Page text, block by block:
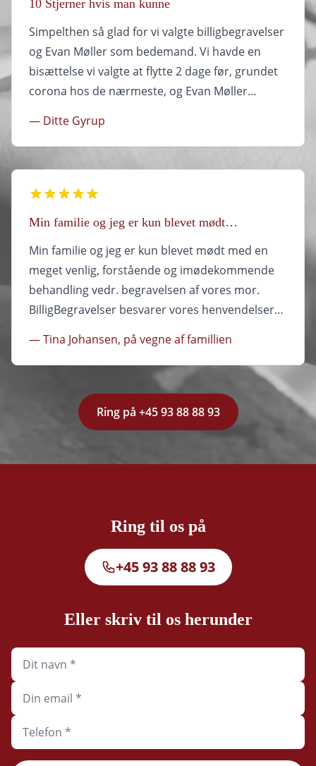
10 Stjerner hvis man kunne
Simpelthen så glad for vi valgte billigbegravelser
og Evan Møller som bedemand. Vi havde en
bisættelse vi valgte at flytte 2 dage før, grundet
corona hos de nærmeste, og Evan Møller
kommunikation hele vejen og meget nem at
komme i kontakt med ved behov. Under selve
bisættelsen blev der endda taget hånd om vores
morfar, som skulle nå ud i sin kørestol inden
Under sidste salme kom Evan pænt hen og hjalp
ham op fra kirkebænken til kørestol og hjalp
ham hen så han kunne se kisten. Kan kun
anbefales og det er helt sikkert her vores familie
søger hen næste gang vi mister en vi har kært.
— Ditte Gyrup
Min familie og jeg er kun blevet mødt…
Min familie og jeg er kun blevet mødt med en
meget venlig, forstående og imødekommende
behandling vedr. begravelsen af vores mor.
BilligBegravelser besvarer vores henvendelser
fungeret flot. Tak
— Tina Johansen, på vegne af famillien
Ring på +45 93 88 88 93
Ring til os på
+45 93 88 88 93
Eller skriv til os herunder